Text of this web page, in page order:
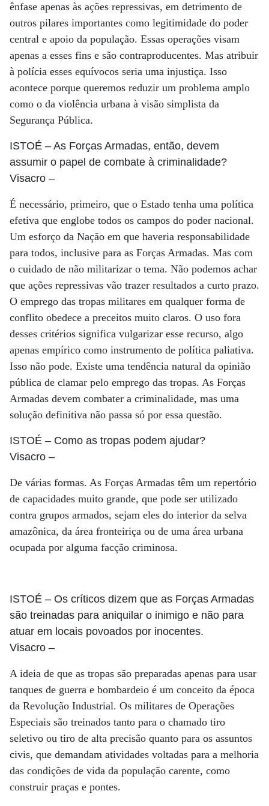
ênfase apenas às ações repressivas, em detrimento de
outros pilares importantes como legitimidade do poder
central e apoio da população. Essas operações visam
apenas a esses fins e são contraproducentes. Mas atribuir
à polícia esses equívocos seria uma injustiça. Isso
acontece porque queremos reduzir um problema amplo
como o da violência urbana à visão simplista da
Segurança Pública.
ISTOÉ – As Forças Armadas, então, devem
assumir o papel de combate à criminalidade?
Visacro –
É necessário, primeiro, que o Estado tenha uma política
efetiva que englobe todos os campos do poder nacional.
Um esforço da Nação em que haveria responsabilidade
para todos, inclusive para as Forças Armadas. Mas com
o cuidado de não militarizar o tema. Não podemos achar
que ações repressivas vão trazer resultados a curto prazo.
O emprego das tropas militares em qualquer forma de
conflito obedece a preceitos muito claros. O uso fora
desses critérios significa vulgarizar esse recurso, algo
apenas empírico como instrumento de política paliativa.
Isso não pode. Existe uma tendência natural da opinião
pública de clamar pelo emprego das tropas. As Forças
Armadas devem combater a criminalidade, mas uma
solução definitiva não passa só por essa questão.
ISTOÉ – Como as tropas podem ajudar?
Visacro –
De várias formas. As Forças Armadas têm um repertório
de capacidades muito grande, que pode ser utilizado
contra grupos armados, sejam eles do interior da selva
amazônica, da área fronteiriça ou de uma área urbana
ocupada por alguma facção criminosa.
ISTOÉ – Os críticos dizem que as Forças Armadas
são treinadas para aniquilar o inimigo e não para
atuar em locais povoados por inocentes.
Visacro –
A ideia de que as tropas são preparadas apenas para usar
tanques de guerra e bombardeio é um conceito da época
da Revolução Industrial. Os militares de Operações
Especiais são treinados tanto para o chamado tiro
seletivo ou tiro de alta precisão quanto para os assuntos
civis, que demandam atividades voltadas para a melhoria
das condições de vida da população carente, como
construir praças e pontes.